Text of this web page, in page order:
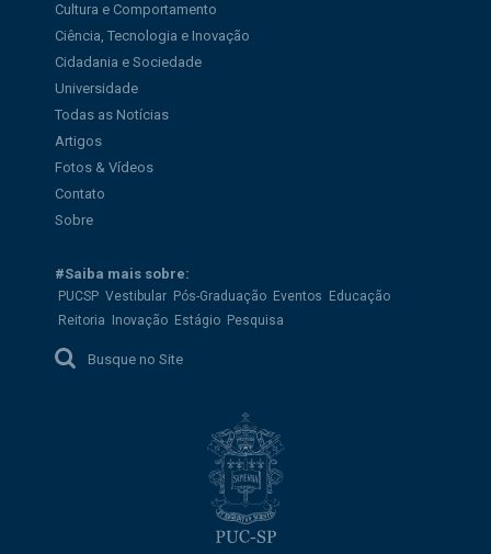
Cultura e Comportamento
Ciência, Tecnologia e Inovação
Cidadania e Sociedade
Universidade
Todas as Notícias
Artigos
Fotos & Vídeos
Contato
Sobre
#Saiba mais sobre:
PUCSP Vestibular Pós-Graduação Eventos
Educação
Reitoria
Inovação Estágio Pesquisa
Busque no Site